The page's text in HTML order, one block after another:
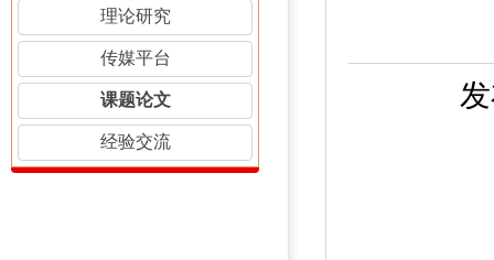
理论研究
传媒平台
课题论文
经验交流